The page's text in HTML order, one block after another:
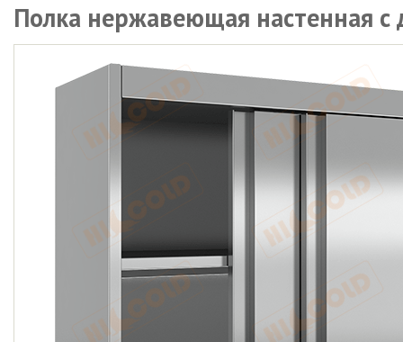
Полка нержавеющая настенная